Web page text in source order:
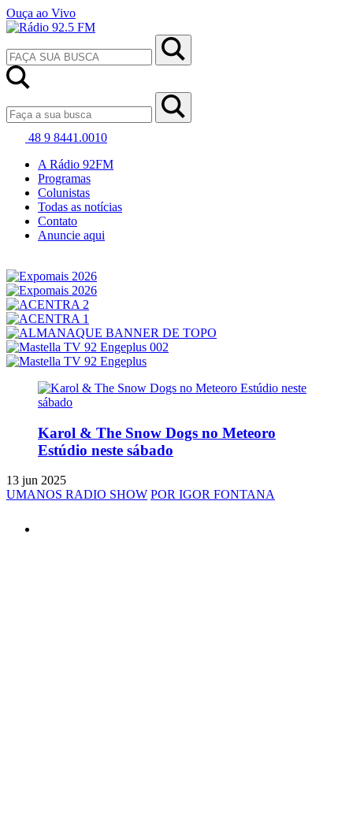
Ouça ao Vivo
48 9 8441.0010
A Rádio 92FM
Programas
Colunistas
Todas as notícias
Contato
Anuncie aqui
Karol & The Snow Dogs no Meteoro
Estúdio neste sábado
13 jun 2025
UMANOS RADIO SHOW POR IGOR FONTANA